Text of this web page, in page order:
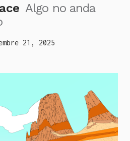
Algo no anda
21, 2025